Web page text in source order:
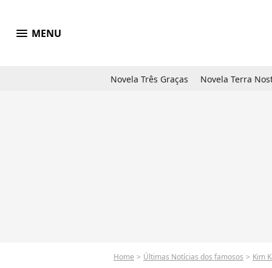
menu MENU
Novela Três Graças Novela Terra
Home Últimas Notícias dos famosos Kim